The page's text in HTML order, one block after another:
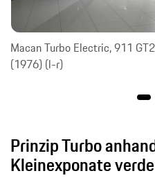
Macan Turbo Electric, 911
(1976) (l-r)
Prinzip Turbo
Kleinexponate